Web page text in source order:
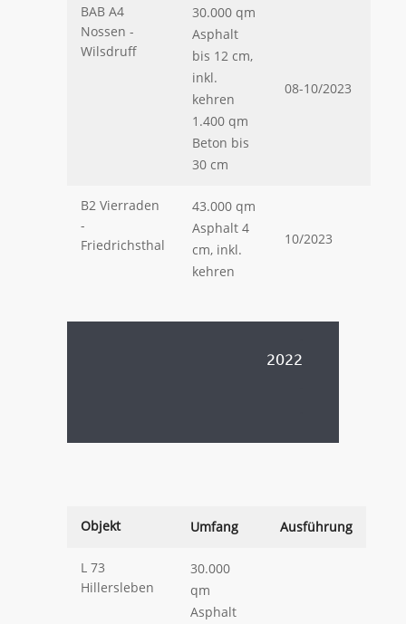
BAB A4
Nossen -
Wilsdruff
30.000 qm
Asphalt
bis 12 cm,
inkl.
kehren
1.400 qm
Beton bis
30 cm
08-10/2023
B2 Vierraden
-
Friedrichsthal
43.000 qm
Asphalt 4
cm, inkl.
kehren
10/2023
2022
Objekt Umfang Ausführung
L 73
Hillersleben
30.000
qm
Asphalt